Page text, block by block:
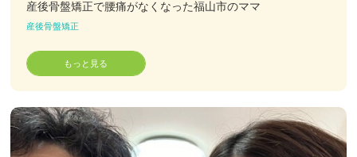
産後骨盤矯正で腰痛がなくなった福山市のママ
産後骨盤矯正
もっと見る